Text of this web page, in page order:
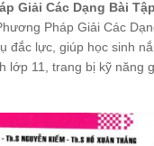
Giải Các Dạng Bài
Pháp Giải Các
đắc lực, giúp học sinh
lớp 11, trang bị kỹ năng